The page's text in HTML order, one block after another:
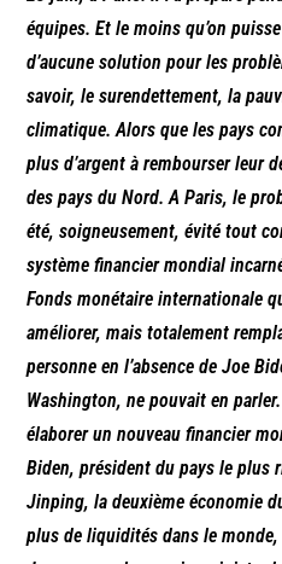
équipes. Et le moins qu’on
d’aucune solution pour les
savoir, le surendettement, la
climatique. Alors que les pays
plus d’argent à rembourser leur
des pays du Nord. A Paris, le
été, soigneusement, évité tout
système financier mondial
Fonds monétaire internationale
améliorer, mais totalement
personne en l’absence de Joe
Washington, ne pouvait en
élaborer un nouveau financier
Biden, président du pays le plus
Jinping, la deuxième économie
plus de liquidités dans le